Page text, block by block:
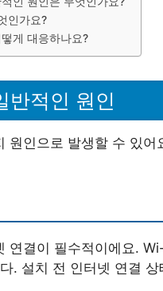
인가요?
게 대응하나요?
반적인 원인
원인으로 발생할 수 있어
연결이 필수적이에요.
. 설치 전 인터넷 연결